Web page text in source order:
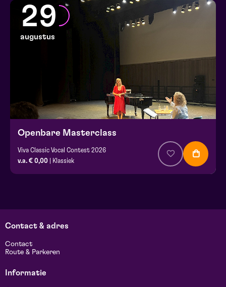
29
augustus
Openbare Masterclass
Viva Classic Vocal Contest 2026
v.a. € 0,00 | Klassiek
Contact & adres
Contact
Route & Parkeren
Informatie